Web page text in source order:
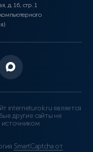
д. 16, стр. 1
interneturok.ru является
другие сайты не
SmartCaptcha от